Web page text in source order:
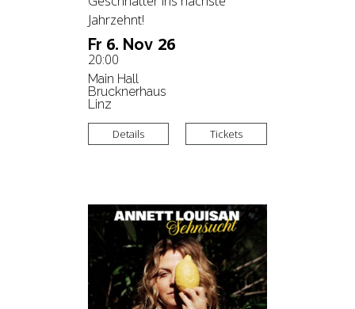
Fr 6. Nov 26
20:00
Main Hall
Brucknerhaus
Linz
Jahrzehnt!
Details Tickets